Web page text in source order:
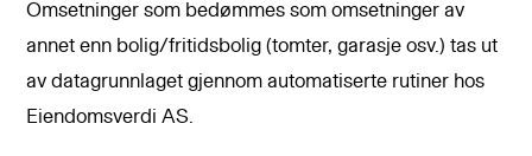
Omsetninger som bedømmes som omsetninger av
annet enn bolig/fritidsbolig (tomter, garasje osv.) tas ut
av datagrunnlaget gjennom automatiserte rutiner hos
Eiendomsverdi AS.